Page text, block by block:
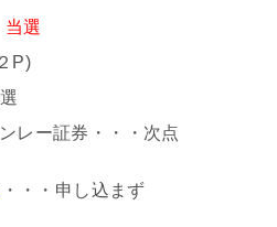
当選
P)
レー証券・・・次点
・・・申し込まず